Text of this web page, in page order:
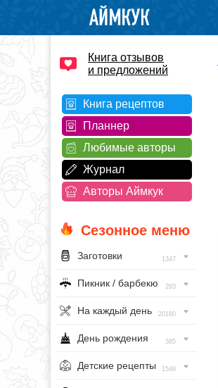
Книга отзывов
и предложений
Книга рецептов
Планнер
Любимые авторы
Журнал
Авторы Аймкук
Сезонное меню
Заготовки 1347
Пикник / барбекю 293
На каждый день 20160
День рождения 385
Детские рецепты 1548